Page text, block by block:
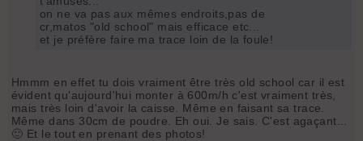
on ne va pas aux mêmes endroits,pas de
cr,matos "old school" mais efficace etc...
et je préfère faire ma trace loin de la foule!
Hmmm en effet tu dois vraiment être très old school car il est
évident qu'aujourd'hui monter à 600m/h c'est vraiment très,
mais très loin d'avoir la caisse. Même en faisant sa trace.
Même dans 30cm de poudre. Eh oui. Je sais. C'est agaçant...
🙂 Et le tout en prenant des photos!